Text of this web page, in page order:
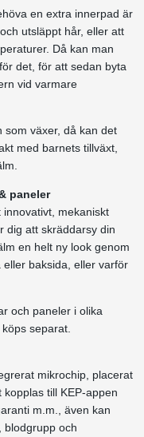
en extra innerpad är
utsläppt hår, eller att
Då kan man
det, för att sedan byta
vid varmare
som växer, då kan det
med barnets tillväxt,
paneler
mekaniskt
dig att skräddarsy din
en helt ny look genom
baksida, eller varför
och paneler i olika
separat.
mikrochip, placerat
till KEP-appen
m.m., även kan
blodgrupp och